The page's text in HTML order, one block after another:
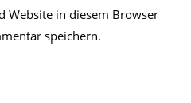
Website in diesem Browser
speichern.